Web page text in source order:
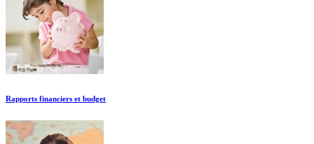
Rapports financiers et budget